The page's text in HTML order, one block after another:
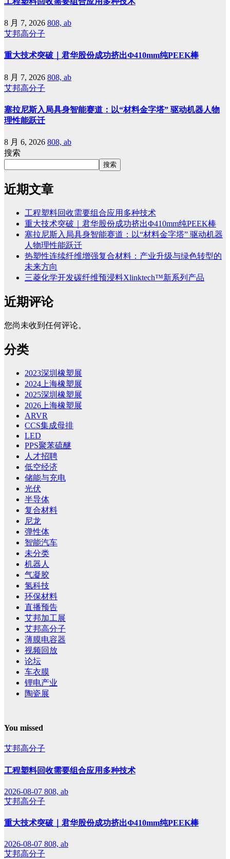
8 月 7, 2026 808, ab
艾邦高分子
重大技术突破｜君华股份成功挤出Φ410mm纯PEEK棒
8 月 7, 2026 808, ab
艾邦高分子
塞拉尼斯入局具身智能赛道：以“材料金字塔” 驱动机器人物
理性能跃迁
8 月 6, 2026 808, ab
搜索
搜索
近期文章
工程塑料回收需要组合应用多种技术
重大技术突破｜君华股份成功挤出Φ410mm纯PEEK棒
塞拉尼斯入局具身智能赛道：以“材料金字塔” 驱动机器
人物理性能跃迁
热塑性连续纤维增强复合材料：产业升级与绿色转型的
未来方向
三菱化学开发碳纤维预浸料Xlinktech™新系列产品
近期评论
您尚未收到任何评论。
分类
2023深圳橡塑展
2024上海橡塑展
2025深圳橡塑展
2026上海橡塑展
ARVR
CCS集成母排
LED
PPS聚苯硫醚
人才招聘
低空经济
储能与充电
光伏
半导体
复合材料
尼龙
弹性体
智能汽车
未分类
机器人
气凝胶
氢科技
环保材料
直播预告
艾邦加工展
艾邦高分子
薄膜电容器
视频回放
论坛
车衣膜
锂电产业
陶瓷展
You missed
艾邦高分子
工程塑料回收需要组合应用多种技术
2026-08-07 808, ab
艾邦高分子
重大技术突破｜君华股份成功挤出Φ410mm纯PEEK棒
2026-08-07 808, ab
艾邦高分子